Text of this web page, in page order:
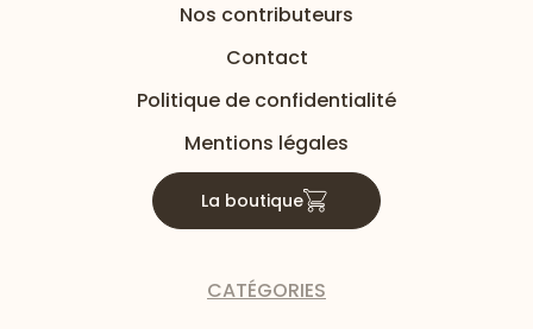
Nos contributeurs
Contact
Politique de confidentialité
Mentions légales
La boutique
CATÉGORIES